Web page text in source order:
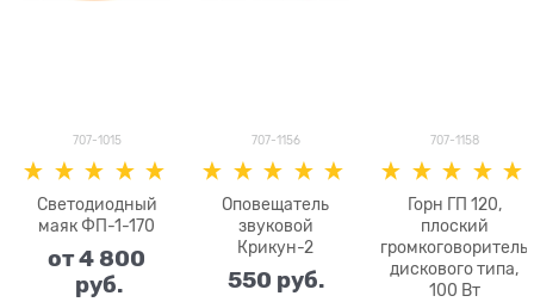
707-1015
Светодиодный
маяк ФП-1-170
от4 800
руб.
707-1156
Оповещатель
звуковой
Крикун-2
550 руб.
707-1158
Горн ГП 120,
плоский
громкоговоритель
дискового типа,
100 Вт